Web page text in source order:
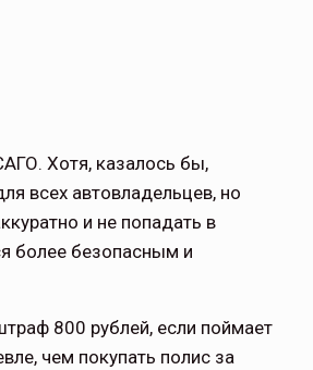
Хотя, казалось бы,
всех автовладельцев, но
и не попадать в
более безопасным и
800 рублей, если поймает
чем покупать полис за